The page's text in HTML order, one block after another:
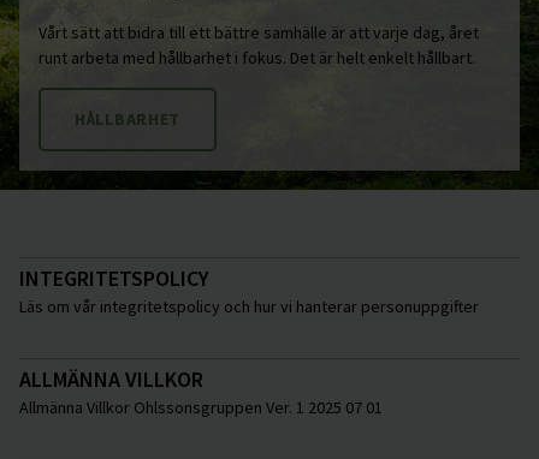
Vårt sätt att bidra till ett bättre samhälle är att varje dag, året
runt arbeta med hållbarhet i fokus. Det är helt enkelt hållbart.
HÅLLBARHET
INTEGRITETSPOLICY
Läs om vår integritetspolicy och hur vi hanterar personuppgifter
ALLMÄNNA VILLKOR
Allmänna Villkor Ohlssonsgruppen Ver. 1 2025 07 01